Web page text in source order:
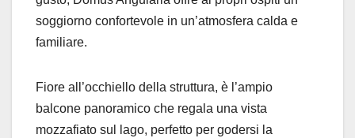
soggiorno confortevole in un’atmosfera calda e
familiare.
Fiore all’occhiello della struttura, è l’ampio
balcone panoramico che regala una vista
mozzafiato sul lago, perfetto per godersi la